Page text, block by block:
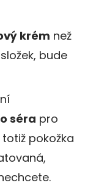
krém než
bude
séra pro
pokožka